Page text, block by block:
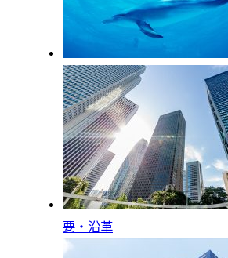
要・沿革